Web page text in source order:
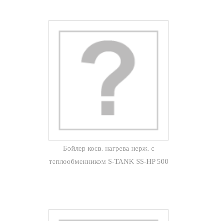
Бойлер косв. нагрева нерж. с
теплообменником S-TANK SS-HP 500